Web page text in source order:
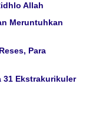
Allah
Meruntuhkan
Para
31 Ekstrakurikuler